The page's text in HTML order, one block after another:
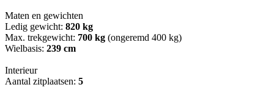
Maten en gewichten
Ledig gewicht: 820 kg
Max. trekgewicht: 700 kg (ongeremd 400 kg)
Wielbasis: 239 cm
Interieur
Aantal zitplaatsen: 5